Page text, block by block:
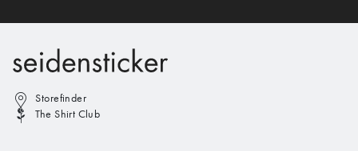
Storefinder
The Shirt Club